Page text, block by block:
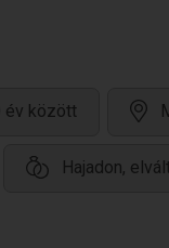
év között
Hajadon,